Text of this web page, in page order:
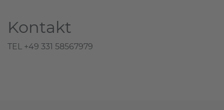
Kontakt
TEL +49 331 58567979